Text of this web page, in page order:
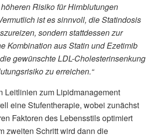
Risiko für Hirnblutungen
ist es sinnvoll, die Statindosis
sondern stattdessen zur
Kombination aus Statin und Ezetimib
gewünschte LDL-Cholesterinsenkung
zu erreichen.“
Leitlinien zum Lipidmanagement
eine Stufentherapie, wobei zunächst
Faktoren des Lebensstils optimiert
zweiten Schritt wird dann die